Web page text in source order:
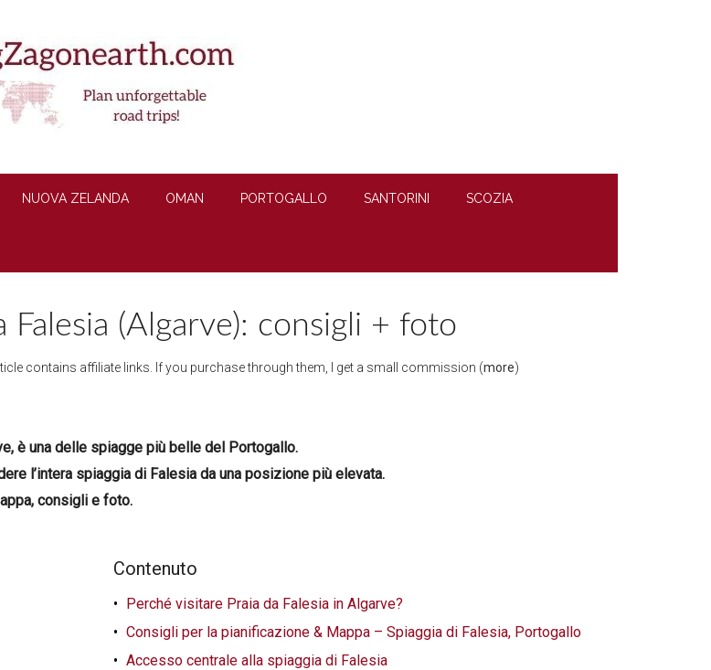
NUOVA ZELANDA OMAN PORTOGALLO SANTORINI SCOZIA
Falesia (Algarve): consigli + foto
contains affiliate links. If you purchase through them, I get a small commission (more)
è una delle spiagge più belle del Portogallo.
l’intera spiaggia di Falesia da una posizione più elevata.
consigli e foto.
Contenuto
Perché visitare Praia da Falesia in Algarve?
Consigli per la pianificazione & Mappa – Spiaggia di Falesia, Portogallo
Accesso centrale alla spiaggia di Falesia